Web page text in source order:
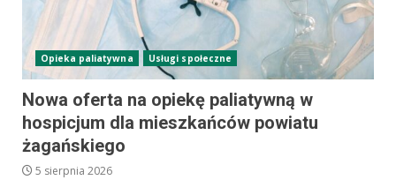
Opieka paliatywna Usługi społeczne
Nowa oferta na opiekę paliatywną w
hospicjum dla mieszkańców powiatu
żagańskiego
5 sierpnia 2026